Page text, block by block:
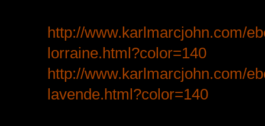
http://www.karlmarcjohn.com/
lorraine.html?color=140
http://www.karlmarcjohn.com/
lavende.html?color=140